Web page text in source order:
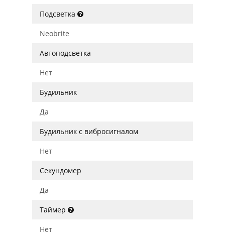
Подсветка
Neobrite
Автоподсветка
Нет
Будильник
Да
Будильник с вибросигналом
Нет
Секундомер
Да
Таймер
Нет